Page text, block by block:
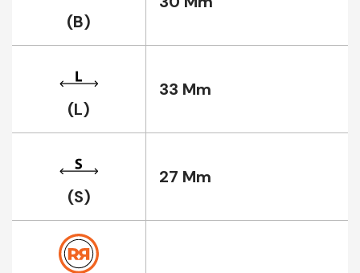
(B)
(L)
33 Mm
(S)
27 Mm